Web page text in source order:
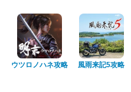
ウツロノハネ攻略 風雨来記5攻略